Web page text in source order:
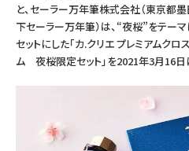
ふでペン
つけペン・インク
シリーズ
と、セーラー万年筆株式会社（東京都
下セーラー万年筆）は、“夜桜”をテーマ
セットにした「カ.クリエ プレミアムク
ム 夜桜限定セット」を2021年3月16日